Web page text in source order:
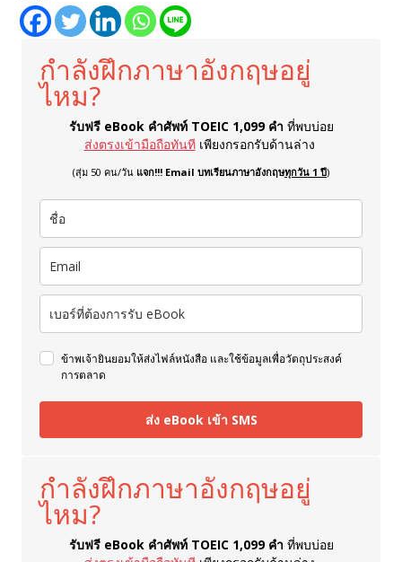
กำลังฝึกภาษาอังกฤษอยู่
ไหม?
รับฟรี eBook คำศัพท์ TOEIC 1,099 คำ ที่พบบ่อย
ส่งตรงเข้ามือถือทันที เพียงกรอกรับด้านล่าง
(สุ่ม 50 คน/วัน แจก!!! Email บทเรียนภาษาอังกฤษทุกวัน 1 ปี)
ข้าพเจ้ายินยอมให้ส่งไฟล์หนังสือ และใช้ข้อมูลเพื่อวัตถุประสงค์
การตลาด
ส่ง eBook เข้า SMS
กำลังฝึกภาษาอังกฤษอยู่
ไหม?
รับฟรี eBook คำศัพท์ TOEIC 1,099 คำ ที่พบบ่อย